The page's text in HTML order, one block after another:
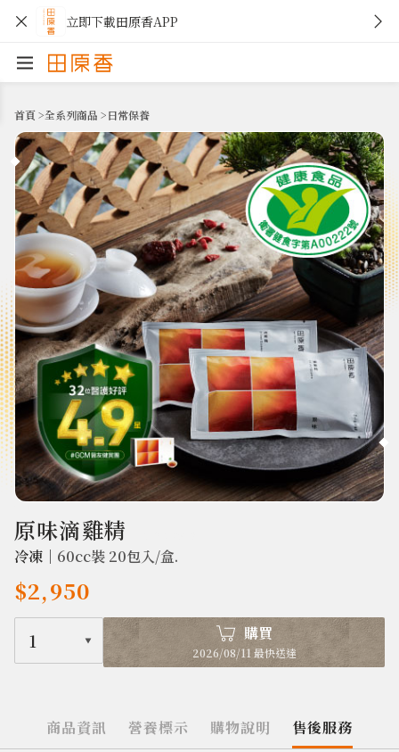
立即下載田原香APP
首頁>全系列商品 >日常保養
原味滴雞精
冷凍｜ 60cc裝 20包入/盒.
$2,950
1 購買
2026/08/11 最快送達
商品資訊 營養標示 購物說明 售後服務